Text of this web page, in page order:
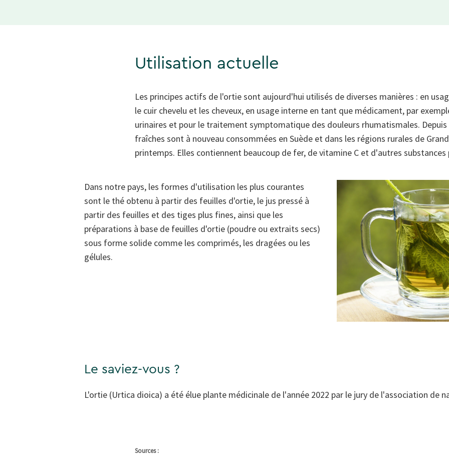
Utilisation actuelle
Les principes actifs de l'ortie sont aujourd'hui utilisés de diverses manières : en
le cuir chevelu et les cheveux, en usage interne en tant que médicament, par
urinaires et pour le traitement symptomatique des douleurs rhumatismales. Depuis
fraîches sont à nouveau consommées en Suède et dans les régions rurales de
printemps. Elles contiennent beaucoup de fer, de vitamine C et d'autres substances
Dans notre pays, les formes d'utilisation les plus courantes
sont le thé obtenu à partir des feuilles d'ortie, le jus pressé à
partir des feuilles et des tiges plus fines, ainsi que les
préparations à base de feuilles d'ortie (poudre ou extraits secs)
sous forme solide comme les comprimés, les dragées ou les
gélules.
Le saviez-vous ?
L'ortie (Urtica dioica) a été élue plante médicinale de l'année 2022 par le jury de l'association de
Sources :